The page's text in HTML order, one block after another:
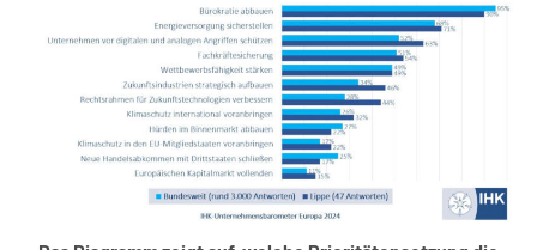
Wirtschaft